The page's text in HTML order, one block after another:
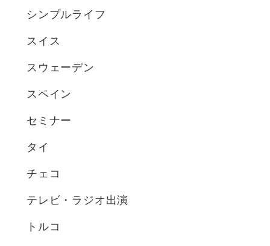
シンプルライフ
スイス
スウェーデン
スペイン
セミナー
タイ
チェコ
テレビ・ラジオ出演
トルコ